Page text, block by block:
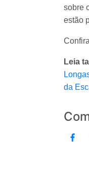
sobre
estão
Leia
da